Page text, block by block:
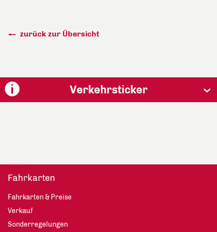
zurück zur Übersicht
Verkehrsticker
Fahrkarten
Fahrkarten & Preise
Verkauf
Sonderregelungen